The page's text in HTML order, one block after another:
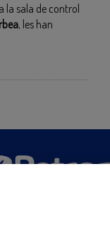
la sala de control
, les han